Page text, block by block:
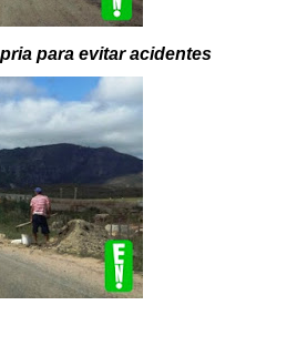
para evitar acidentes